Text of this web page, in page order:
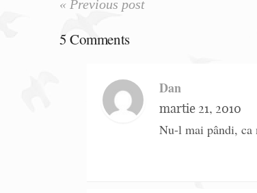
« Previous post
5 Comments
Dan
martie 21, 2010
Nu-l mai pândi, ca